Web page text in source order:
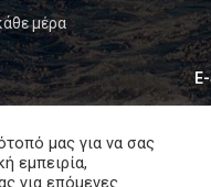
μέρα
μας για να σας
εμπειρία,
για επόμενες